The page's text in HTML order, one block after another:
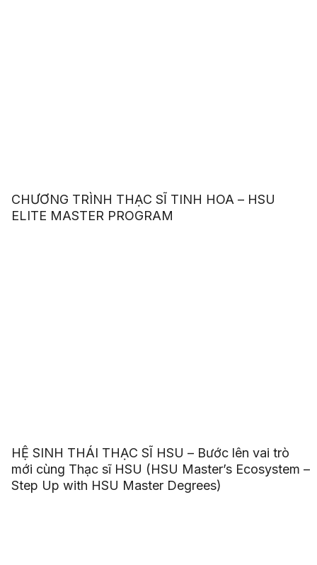
CHƯƠNG TRÌNH THẠC SĨ TINH HOA – HSU
ELITE MASTER PROGRAM
HỆ SINH THÁI THẠC SĨ HSU – Bước lên vai trò
mới cùng Thạc sĩ HSU (HSU Master’s Ecosystem –
Step Up with HSU Master Degrees)